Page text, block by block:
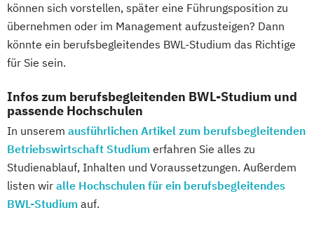
Geprüfter Betriebswirt (IHK)
Geprüfter Betriebswirt (IHK) - Master
Professional in Business Management
(CCI)
Geprüfter Fachwirt für Prävention und
Gesundheitsförderung (IHK)
Geprüfter Fitnessfachwirt (IHK)
Geprüfter Wirtschaftsfachwirt (IHK)
Gesundheitscoach
Homöopathie im Sport
Kindersport Trainer
können sich vorstellen, später eine Führungsposition zu
übernehmen oder im Management aufzusteigen? Dann
könnte ein berufsbegleitendes BWL-Studium das Richtige
für Sie sein.
Infos zum berufsbegleitenden BWL-Studium und
passende Hochschulen
In unserem ausführlichen Artikel zum berufsbegleitenden
Betriebswirtschaft Studium erfahren Sie alles zu
Studienablauf, Inhalten und Voraussetzungen. Außerdem
listen wir alle Hochschulen für ein berufsbegleitendes
BWL-Studium auf.